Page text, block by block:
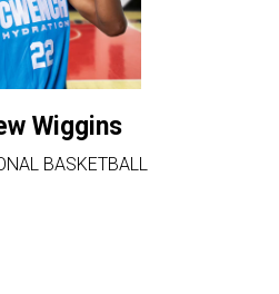
Wiggins
BASKETBALL